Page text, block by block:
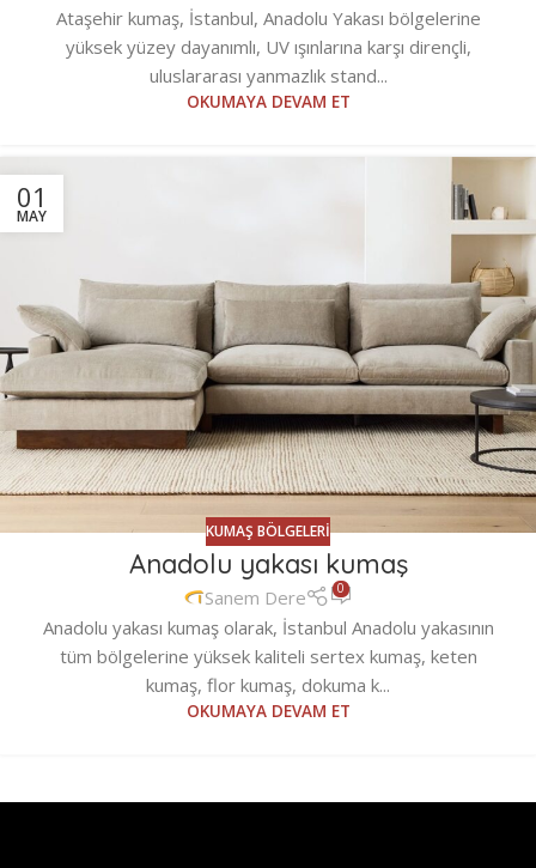
Ataşehir kumaş, İstanbul, Anadolu Yakası bölgelerine
yüksek yüzey dayanımlı, UV ışınlarına karşı dirençli,
uluslararası yanmazlık stand...
OKUMAYA DEVAM ET
01
MAY
KUMAŞ BÖLGELERI
Anadolu yakası kumaş
Sanem Dere 0
Anadolu yakası kumaş olarak, İstanbul Anadolu yakasının
tüm bölgelerine yüksek kaliteli sertex kumaş, keten
kumaş, flor kumaş, dokuma k...
OKUMAYA DEVAM ET